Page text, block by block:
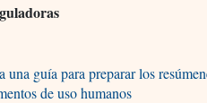
guía para preparar los
de uso humanos